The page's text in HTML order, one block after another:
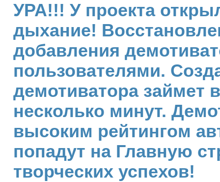
УРА!!! У проекта
дыхание!
добавления
пользователями.
демотиватора займет
несколько минут.
высоким рейтингом
попадут на Главную
творческих успехов!